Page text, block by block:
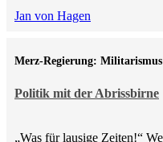
Jan von Hagen
Politik mit der Abrissbirne
Merz-Regierung: Militarismus
„Was für lausige Zeiten!“